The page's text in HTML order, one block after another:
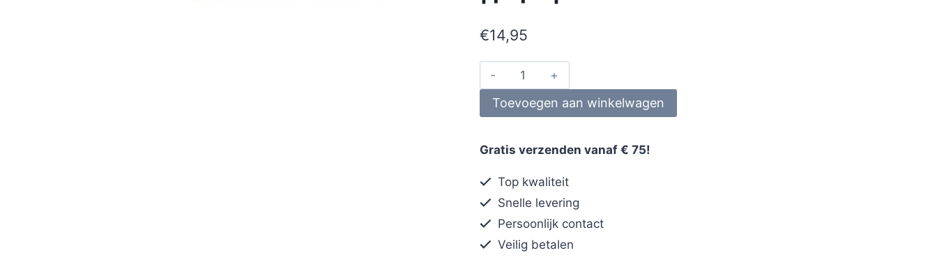
€14,95
Toevoegen aan winkelwagen
Gratis verzenden vanaf € 75!
Top kwaliteit
Snelle levering
Persoonlijk contact
Veilig betalen